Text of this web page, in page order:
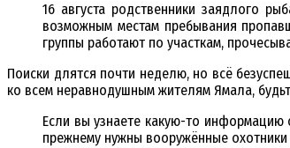
16 августа родственники заядлого
возможным местам пребывания
группы работают по участкам,
Поиски длятся почти неделю, но всё
ко всем неравнодушным жителям Ямала,
Если вы узнаете какую-то
прежнему нужны вооружённые